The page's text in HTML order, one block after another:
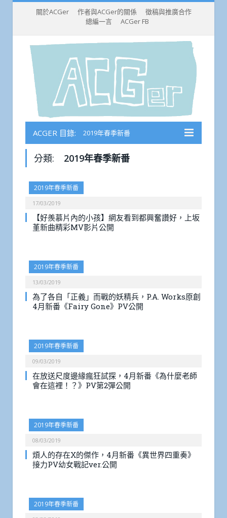
關於ACGer 作者與ACGer的關係
徵稿與推廣合作
總編一言
ACGer FB
ACGER 目錄: 2019年春季新番
分類: 2019年春季新番
2019年春季新番
17/03/2019
【好羨慕片內的小孩】網友看到都興奮讚好，上坂
堇新曲精彩MV影片公開
2019年春季新番
13/03/2019
為了各自「正義」而戰的妖精兵，P.A. Works原創
4月新番《Fairy Gone》PV公開
2019年春季新番
09/03/2019
在放送尺度邊緣瘋狂試探，4月新番《為什麼老師
會在這裡！？》PV第2彈公開
2019年春季新番
08/03/2019
煩人的存在X的傑作，4月新番《異世界四重奏》
接力PV幼女戰記ver.公開
2019年春季新番